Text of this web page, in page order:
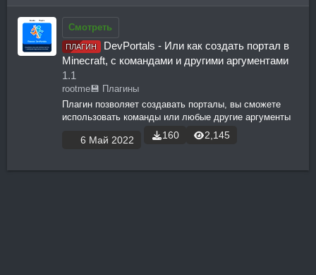
Смотреть
ПЛАГИН
DevPortals - Или как создать портал в
Minecraft, с командами и другими аргументами
1.1
rootme💾 Плагины
Плагин позволяет создавать порталы, вы сможете
использовать команды или любые другие аргументы
6 Май 2022 160 2,145